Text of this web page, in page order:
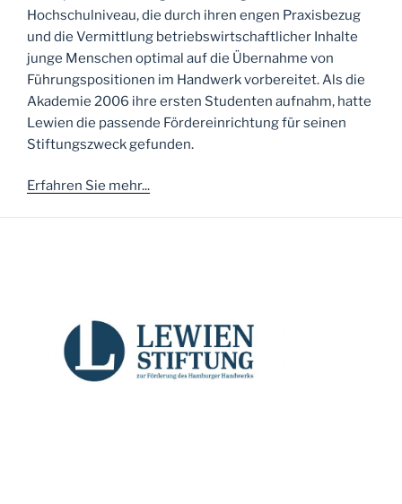
Hochschulniveau, die durch ihren engen Praxisbezug
und die Vermittlung betriebswirtschaftlicher Inhalte
junge Menschen optimal auf die Übernahme von
Führungspositionen im Handwerk vorbereitet. Als die
Akademie 2006 ihre ersten Studenten aufnahm, hatte
Lewien die passende Fördereinrichtung für seinen
Stiftungszweck gefunden.
Erfahren Sie mehr...